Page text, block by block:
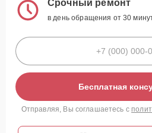
Срочный ремонт
в день обращения от 30
Бесплатная
Отправляя, Вы соглашаетесь с